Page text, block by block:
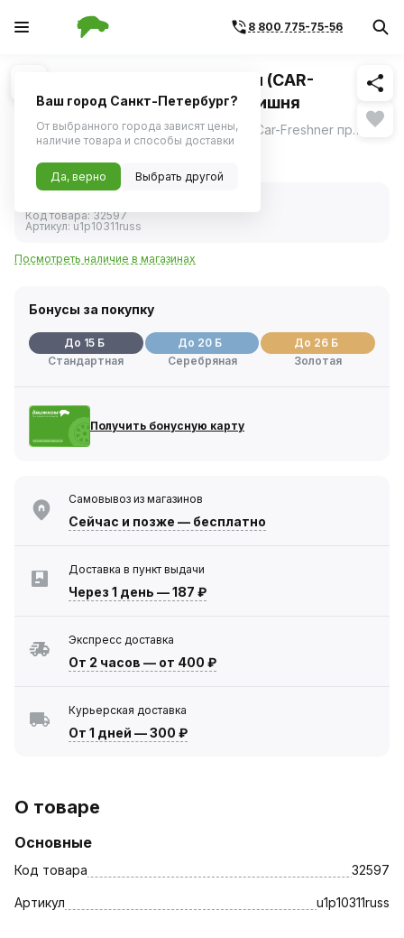
8 800 775-75-56
1/2 Похожие
Ароматизатор подвес картон (CAR-
FRESHNER) "Елочка" Дикая вишня
Подвесной картонный ароматизатор Car-Freshner премиум-класса с любимыми ароматами в широком ассортименте в виде елочки. ещё
Код товара:32597
Артикул: u1p10311russ
Посмотреть наличие в магазинах
Бонусы за покупку
До 15 Б
Стандартная
До 20 Б
Серебряная
До 26 Б
Золотая
Получить бонусную карту
Самовывоз из магазинов
Сейчас и позже — бесплатно
Доставка в пункт выдачи
Через 1 день —187 ₽
Экспресс доставка
От 2 часов — от 400 ₽
Курьерская доставка
От 1 дней —300 ₽
О товаре
Основные
Код товара 32597
Артикул u1p10311russ
Ваш город Санкт-Петербург?
От выбранного города зависят цены,
наличие товара и способы доставки
Да, верно Выбрать другой